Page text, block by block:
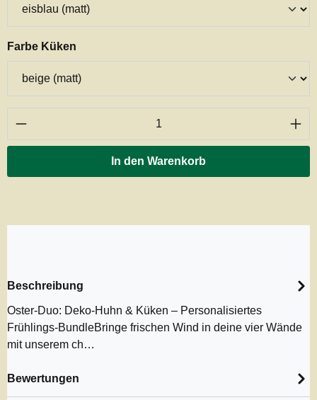
Farbe Küken
Produkt Anzahl: Gib den gewünschten
In den Warenkorb
Beschreibung
Oster-Duo: Deko-Huhn & Küken – Personalisiertes
Frühlings-BundleBringe frischen Wind in deine vier Wände
mit unserem ch…
Bewertungen